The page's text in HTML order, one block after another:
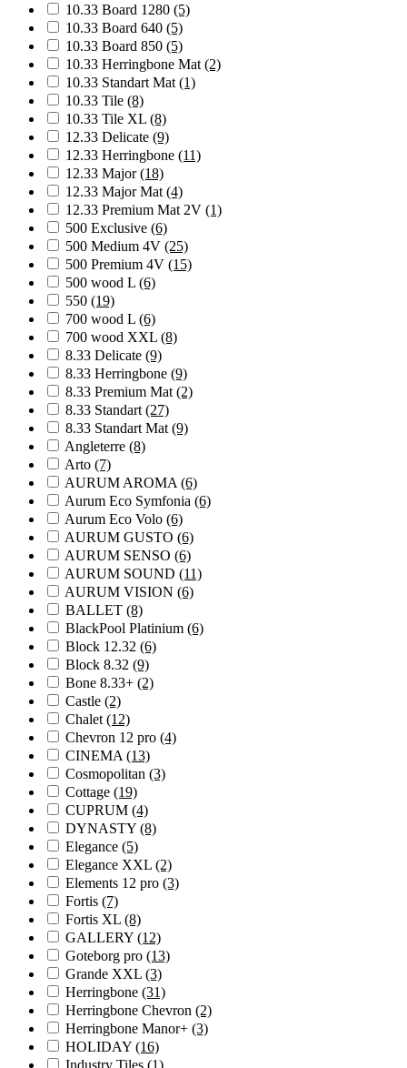
10.33 Board 1280 (5)
10.33 Board 640 (5)
10.33 Board 850 (5)
10.33 Herringbone Mat (2)
10.33 Standart Mat (1)
10.33 Tile (8)
10.33 Tile XL (8)
12.33 Delicate (9)
12.33 Herringbone (11)
12.33 Major(18)
12.33 Major Mat (4)
12.33 Premium Mat 2V (1)
500 Exclusive (6)
500 Medium 4V (25)
500 Premium 4V (15)
500 wood L (6)
550 (19)
700 wood L (6)
700 wood XXL (8)
8.33 Delicate (9)
8.33 Herringbone (9)
8.33 Premium Mat (2)
8.33 Standart (27)
8.33 Standart Mat (9)
Angleterre (8)
Arto (7)
AURUM AROMA (6)
Aurum Eco Symfonia (6)
Aurum Eco Volo (6)
AURUM GUSTO (6)
AURUM SENSO (6)
AURUM SOUND (11)
AURUM VISION (6)
BALLET (8)
BlackPool Platinium (6)
Block 12.32 (6)
Block 8.32 (9)
Bone 8.33+ (2)
Castle (2)
Chalet (12)
Chevron 12 pro (4)
CINEMA (13)
Cosmopolitan (3)
Cottage (19)
CUPRUM (4)
DYNASTY (8)
Elegance (5)
Elegance XXL (2)
Elements 12 pro (3)
Fortis (7)
Fortis XL (8)
GALLERY (12)
Goteborg pro (13)
Grande XXL (3)
Herringbone (31)
Herringbone Chevron (2)
Herringbone Manor+ (3)
HOLIDAY (16)
Industry Tiles (1)